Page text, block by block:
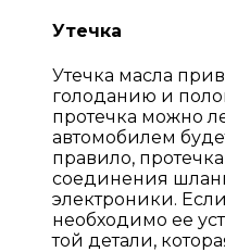
Утечка
Утечка масла
голоданию и
протечка можно
автомобилем
правило,
соединения
электроники.
необходимо ее
той детали,